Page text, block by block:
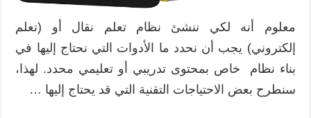
معلوم أنه لكي ننشئ نظام تعلم نقال أو (تعلم
إلكتروني) يجب أن نحدد ما الأدوات التي نحتاج إليها في
بناء نظام خاص بمحتوى تدريبي أو تعليمي محدد. لهذا،
سنطرح بعض الاحتياجات التقنية التي قد يحتاج إليها …